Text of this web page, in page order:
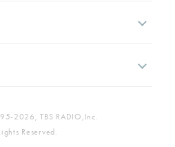
2026, TBS RADIO,Inc.
Reserved.